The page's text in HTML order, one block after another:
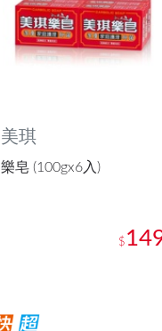
美琪
樂皂 (100gx6入)
$